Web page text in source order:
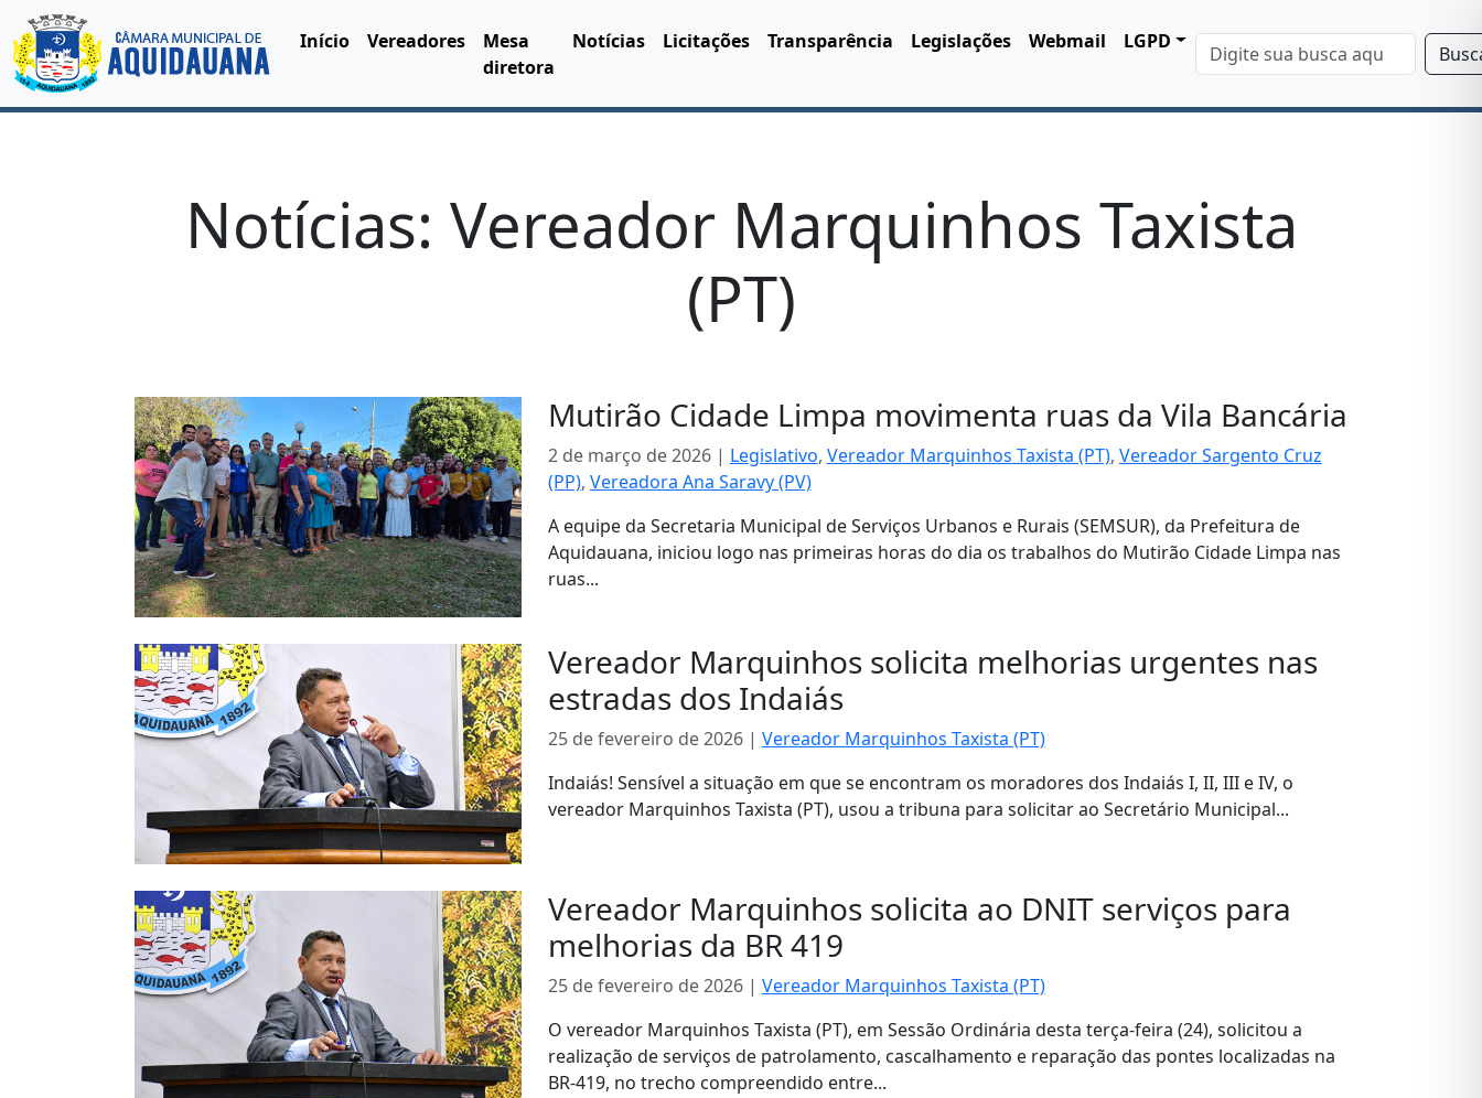
Início Vereadores
Mesa
diretora
Notícias Licitações Transparência Legislações Webmail LGPD
Notícias: Vereador Marquinhos Taxista
(PT)
Mutirão Cidade Limpa movimenta ruas da Vila Bancária
2 de março de 2026| Legislativo, Vereador Marquinhos Taxista (PT), Vereador Sargento Cruz
(PP), Vereadora Ana Saravy (PV)
A equipe da Secretaria Municipal de Serviços Urbanos e Rurais (SEMSUR), da Prefeitura de
Aquidauana, iniciou logo nas primeiras horas do dia os trabalhos do Mutirão Cidade Limpa nas
ruas...
Vereador Marquinhos solicita melhorias urgentes nas
estradas dos Indaiás
25 de fevereiro de 2026| Vereador Marquinhos Taxista (PT)
Indaiás! Sensível a situação em que se encontram os moradores dos Indaiás I, II, III e IV, o
vereador Marquinhos Taxista (PT), usou a tribuna para solicitar ao Secretário Municipal...
Vereador Marquinhos solicita ao DNIT serviços para
melhorias da BR 419
25 de fevereiro de 2026| Vereador Marquinhos Taxista (PT)
O vereador Marquinhos Taxista (PT), em Sessão Ordinária desta terça-feira (24), solicitou a
realização de serviços de patrolamento, cascalhamento e reparação das pontes localizadas na
BR-419, no trecho compreendido entre...